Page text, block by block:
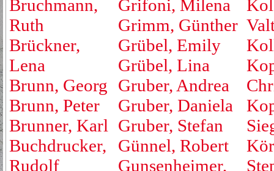
Bruchmann,
Ruth
Brückner,
Lena
Brunn, Georg
Brunn, Peter
Brunner, Karl
Buchdrucker,
Rudolf
Grifoni, Milena
Grimm, Günther
Grübel, Emily
Grübel, Lina
Gruber, Andrea
Gruber, Daniela
Gruber, Stefan
Günnel, Robert
Gunsenheimer,